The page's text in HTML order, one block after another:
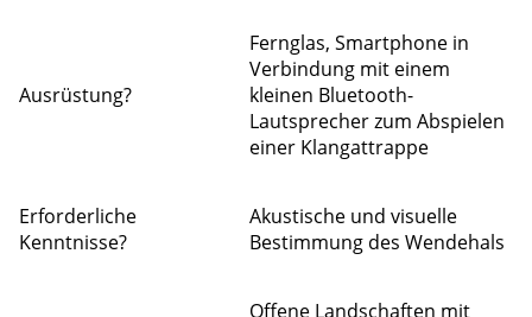
Ausrüstung?
Fernglas, Smartphone in
Verbindung mit einem
kleinen Bluetooth-
Lautsprecher zum Abspielen
einer Klangattrappe
Erforderliche
Kenntnisse?
Akustische und visuelle
Bestimmung des Wendehals
Offene Landschaften mit